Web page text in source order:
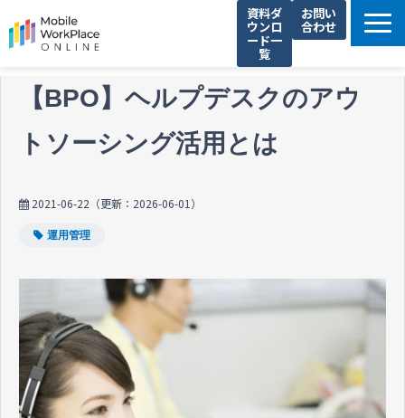
資料ダ
ウンロ
ード一
覧
お問い
合わせ
製品サービス一覧
解決できる課題
コネクシオの強み
法人携帯お役立ち情報
運営会社
【BPO】ヘルプデスクのアウ
トソーシング活用とは
2021-06-22 （更新： 2026-06-01 ）
運用管理